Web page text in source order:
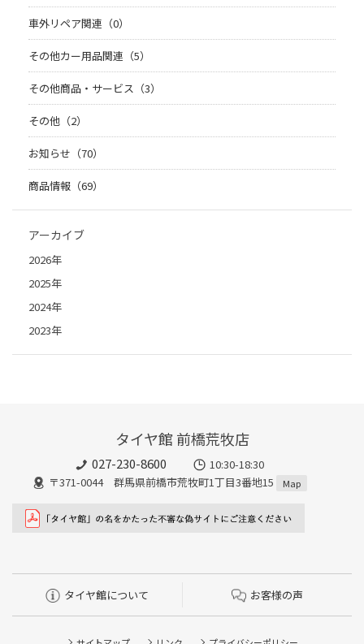
車外リペア関連（0）
その他カー用品関連（5）
その他商品・サービス（3）
その他（2）
お知らせ（70）
商品情報（69）
アーカイブ
2026年
2025年
2024年
2023年
タイヤ館 前橋荒牧店
027-230-8600
10:30-18:30
〒371-0044 群馬県前橋市荒牧町1丁目3番地15
Map
タイヤ館について お客様の声